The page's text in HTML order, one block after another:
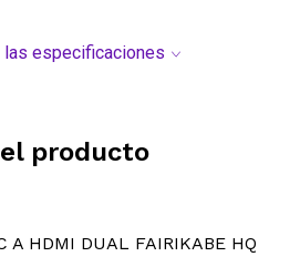
las especificaciones
producto
A HDMI DUAL FAIRIKABE HQ